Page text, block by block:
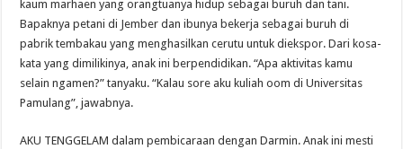
kaum marhaen yang orangtuanya hidup sebagai buruh dan tani.
Bapaknya petani di Jember dan ibunya bekerja sebagai buruh di
pabrik tembakau yang menghasilkan cerutu untuk diekspor. Dari kosa-
kata yang dimilikinya, anak ini berpendidikan. “Apa aktivitas kamu
selain ngamen?” tanyaku. “Kalau sore aku kuliah oom di Universitas
Pamulang”, jawabnya.
AKU TENGGELAM dalam pembicaraan dengan Darmin. Anak ini mesti